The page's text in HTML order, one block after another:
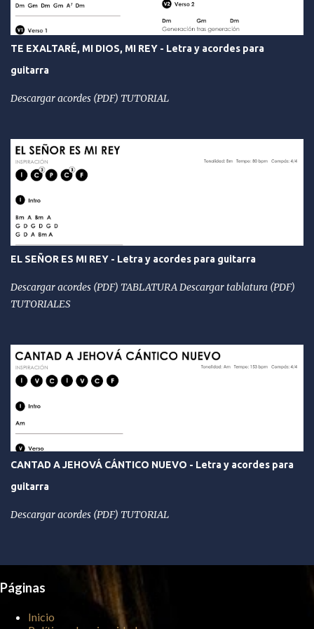
TE EXALTARÉ, MI DIOS, MI REY - Letra y acordes para
guitarra
Descargar acordes (PDF) TUTORIAL
EL SEÑOR ES MI REY - Letra y acordes para guitarra
Descargar acordes (PDF) TABLATURA Descargar tablatura (PDF)
TUTORIALES
CANTAD A JEHOVÁ CÁNTICO NUEVO - Letra y acordes para
guitarra
Descargar acordes (PDF) TUTORIAL
Páginas
Inicio